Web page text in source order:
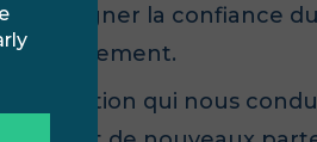
de gagner la confiance
durablement.
ambition qui nous